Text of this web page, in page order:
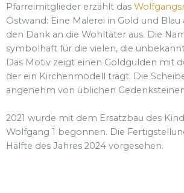
Pfarreimitglieder erzählt das
Ostwand: Eine Malerei in Gold und Blau
den Dank an die Wohltäter aus. Die
symbolhaft für die vielen, die
Das Motiv zeigt einen Goldgulden mit
der ein Kirchenmodell trägt. Die
angenehm von üblichen
2021 wurde mit dem Ersatzbau des
Wolfgang 1 begonnen. Die
Hälfte des Jahres 2024 vorgesehen.